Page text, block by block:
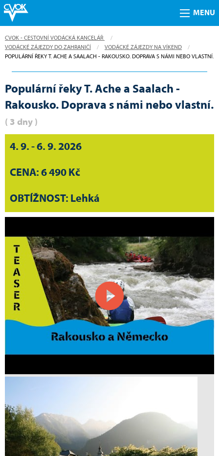
MENU
CVOK - CESTOVNÍ VODÁCKÁ KANCELÁŘ
VODÁCKÉ ZÁJEZDY DO ZAHRANIČÍ
VODÁCKÉ ZÁJEZDY NA VÍKEND
CURRENT:
POPULÁRNÍ ŘEKY T. ACHE A SAALACH - RAKOUSKO. DOPRAVA S NÁMI NEBO VLASTNÍ.
Populární řeky T. Ache a Saalach -
Rakousko. Doprava s námi nebo vlastní.
( 3 dny )
4. 9. - 6. 9. 2026
CENA: 6 490 Kč
OBTÍŽNOST: Lehká